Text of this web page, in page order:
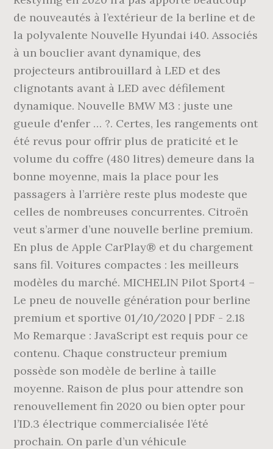
de nouveautés à l’extérieur de la berline et de
la polyvalente Nouvelle Hyundai i40. Associés
à un bouclier avant dynamique, des
projecteurs antibrouillard à LED et des
clignotants avant à LED avec défilement
dynamique. Nouvelle BMW M3 : juste une
gueule d'enfer … ?. Certes, les rangements ont
été revus pour offrir plus de praticité et le
volume du coffre (480 litres) demeure dans la
bonne moyenne, mais la place pour les
passagers à l’arrière reste plus modeste que
celles de nombreuses concurrentes. Citroën
veut s’armer d’une nouvelle berline premium.
En plus de Apple CarPlay® et du chargement
sans fil. Voitures compactes : les meilleurs
modèles du marché. MICHELIN Pilot Sport4 –
Le pneu de nouvelle génération pour berline
premium et sportive 01/10/2020 | PDF - 2.18
Mo Remarque : JavaScript est requis pour ce
contenu. Chaque constructeur premium
possède son modèle de berline à taille
moyenne. Raison de plus pour attendre son
renouvellement fin 2020 ou bien opter pour
l’ID.3 électrique commercialisée l’été
prochain. On parle d’un véhicule